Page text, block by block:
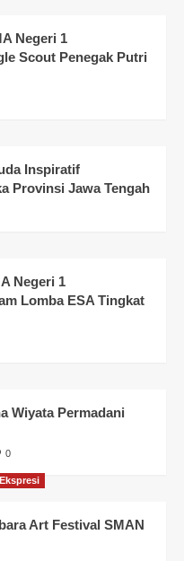
Negeri 1
Scout Penegak Putri
Inspiratif
Provinsi Jawa Tengah
Negeri 1
Lomba ESA Tingkat
Wiyata Permadani
0
Art Festival SMAN